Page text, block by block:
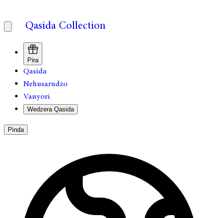
Qasida Collection
Pira
Qasida
Nehusarudzo
Vanyori
Wedzera Qasida
Pinda